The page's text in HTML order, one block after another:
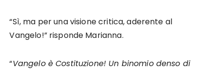
“Sì, ma per una visione critica, aderente al
Vangelo!” risponde Marianna.
“Vangelo è Costituzione! Un binomio denso di